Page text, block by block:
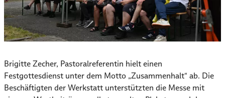
Brigitte Zecher, Pastoralreferentin hielt einen
Festgottesdienst unter dem Motto „Zusammenhalt“ ab. Die
Beschäftigten der Werkstatt unterstützten die Messe mit